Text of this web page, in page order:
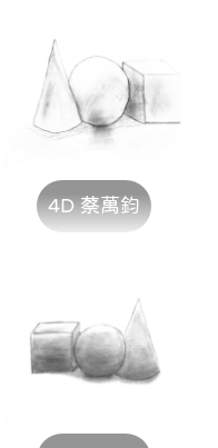
4D 蔡萬鈞